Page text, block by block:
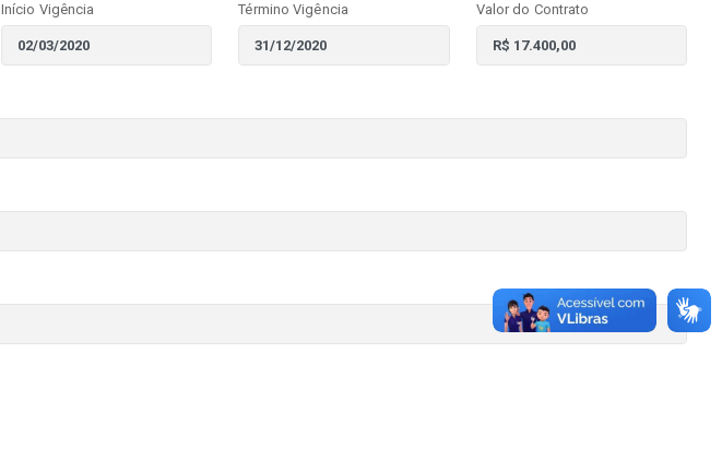
Início Vigência Término Vigência Valor do Contrato